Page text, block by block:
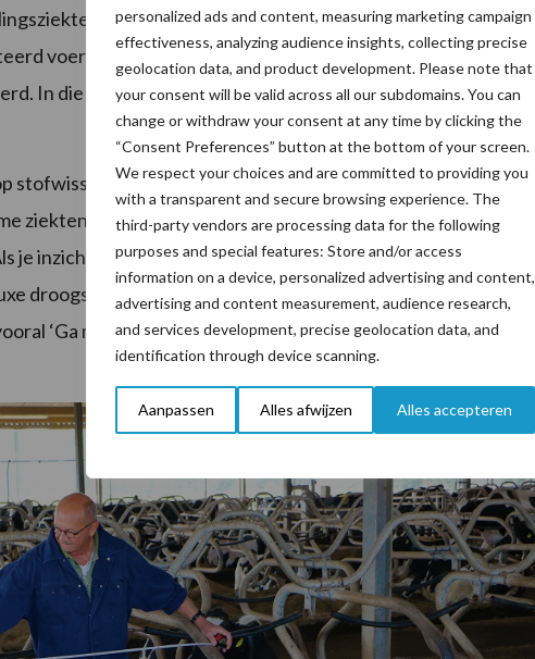
personalized ads and content, measuring marketing campaign
effectiveness, analyzing audience insights, collecting precise
geolocation data, and product development. Please note that
your consent will be valid across all our subdomains. You can
change or withdraw your consent at any time by clicking the
“Consent Preferences” button at the bottom of your screen.
We respect your choices and are committed to providing you
with a transparent and secure browsing experience. The
third-party vendors are processing data for the following
purposes and special features: Store and/or access
information on a device, personalized advertising and content,
advertising and content measurement, audience research,
and services development, precise geolocation data, and
identification through device scanning.
Aanpassen Alles afwijzen Alles accepteren
“Olifantenmest is dus foute boel. Dat betekent een
voer. Smeuïge mest is een indicatie voor een goede
In die zin kan acht kilo stro in het rantsoen echt niet meer.
stofwisselingsziekten, terwijl een hoge droge stof opname
ziekten. Het bevestigt voor Wiljan Smits de oproep om vooral
je inzicht hebt in de hoogte van droge stof, kun je ook
droogstand in elkaar storten als ze weer aan de melk gaan.
‘Ga meten wat de opname is, dan weet je ook waar je aan